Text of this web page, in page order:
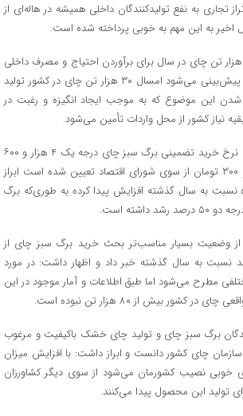
تجاری به نفع تولیدکنندگان داخلی همیشه در هاله‌ای از
اخیر به این مهم به خوبی پرداخته شده است.
جهانساز از نیاز کشور به ۱۰۰ هزار تن چای در سال برای برآوردن احتیاج و مصرف داخلی
سخن گفت و با بیان اینکه پیش‌بینی می‌شود امسال ۳۰ هزار تن چای در کشور تولید
این موضوع که به موجب ایجاد انگیزه و رغبت در
نیاز کشور از محل واردات تأمین می‌شود.
وی با اشاره به اینکه امسال نرخ خرید تضمینی برگ سبز چای درجه یک ۴ هزار و ۶۰۰
تومان و درجه دو ۳ هزار و ۳۰۰ تومان از سوی شورای اقتصاد تعیین شده است ابراز
به سال گذشته افزایش پیدا کرده به طوری‌که برگ
وضعیت بسیار مناسب‌تر بحث خرید برگ سبز چای از
به سال گذشته خبر داد و اظهار داشت: در مورد
مطرح می‌شود اما طبق اطلاعات و آمار موجود در این
بیش از ۸۰ هزار تن نبوده است.
برگ سبز چای و تولید چای خشک باکیفیت و مرغوب
چای کشور دانست و ابراز داشت:‌ با افزایش میزان
خوبی نصیب کشورمان می‌شود از سوی دیگر کشاورزان
تولید این محصول پیدا می‌کنند.